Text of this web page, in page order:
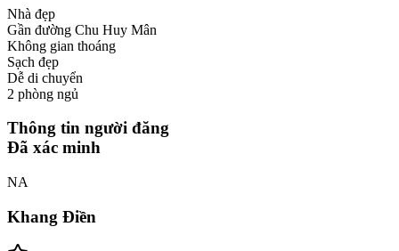
Nhà đẹp
Gần đường Chu Huy Mân
Không gian thoáng
Sạch đẹp
Dễ di chuyển
2 phòng ngủ
Thông tin người đăng
Đã xác minh
NA
Khang Điền